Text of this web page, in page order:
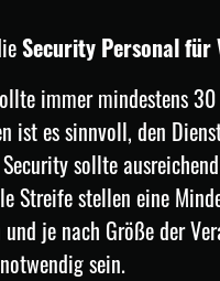
Security Personal für
immer mindestens
ist es sinnvoll, den
sollte
Streife stellen eine
je nach Größe der
sein.